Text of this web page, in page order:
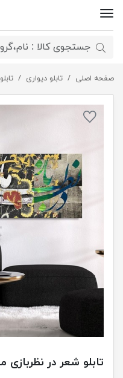
صفحه اصلی تابلو دیواری
تابلو شعر در نظربازی ما
تابلو شعر در نظربازی